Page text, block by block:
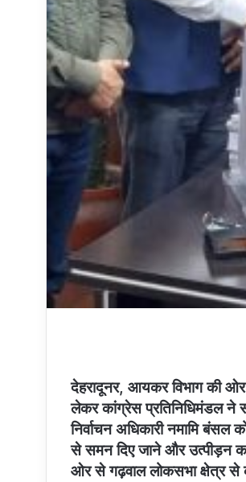
देहरादूनर, आयकर विभाग की
लेकर कांग्रेस प्रतिनिधिमंडल ने
निर्वाचन अधिकारी नमामि बंसल
से समन दिए जाने और उत्पीड़न
ओर से गढ़वाल लोकसभा क्षेत्र से